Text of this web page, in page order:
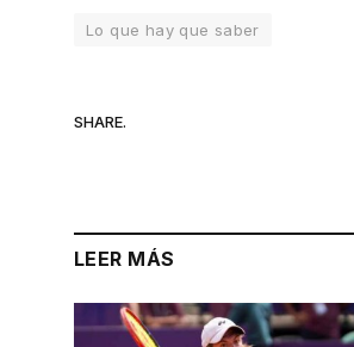
Lo que hay que saber
SHARE.
LEER MÁS